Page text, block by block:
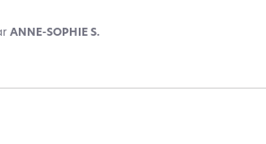
ANNE-SOPHIE S.